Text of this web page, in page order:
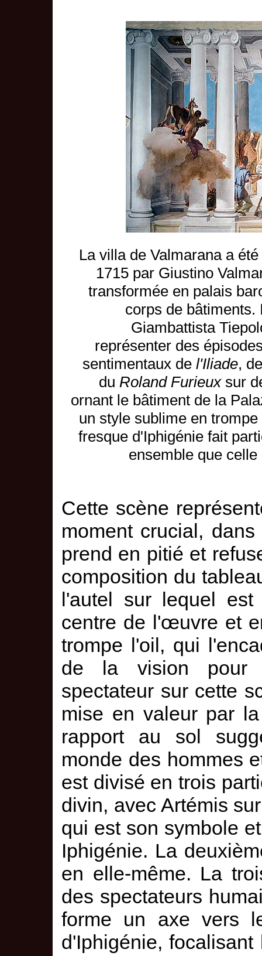
La villa de Valmarana a
1715 par Giustino
transformée en palais
corps de bâtiments.
Giambattista
représenter des
sentimentaux de l'Iliade,
du Roland Furieuxsur
ornant le bâtiment de la
un style sublime en
fresque d'Iphigénie fait
ensemble que
Cette scène
moment crucial,
prend en pitié et
composition du
l'autel sur lequel
centre de l'œuvre et
trompe l'oil, qui
de la vision pour
spectateur sur cette
mise en valeur par
rapport au sol
monde des hommes
est divisé en trois
divin, avec Artémis
qui est son symbole
Iphigénie. La
en elle-même. La
des spectateurs
forme un axe vers
d'Iphigénie,